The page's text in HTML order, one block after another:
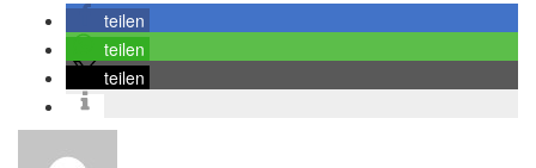
teilen
teilen
teilen